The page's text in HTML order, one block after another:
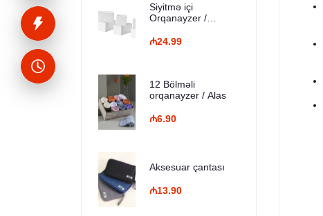
Siyitmə içi
Orqanayzer /
₼24.99
12 Bölməli
orqanayzer / Alas
₼6.90
Aksesuar çantası
₼13.90